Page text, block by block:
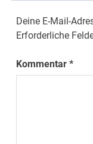
Deine E-Mail-
Erforderliche
Kommentar*